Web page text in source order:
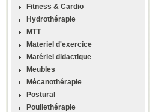
Fitness & Cardio
Hydrothérapie
MTT
Materiel d'exercice
Matériel didactique
Meubles
Mécanothérapie
Postural
Pouliethérapie